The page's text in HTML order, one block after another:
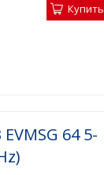
Купить
64 5-